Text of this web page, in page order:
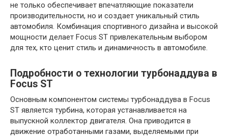
не только обеспечивает впечатляющие показатели
производительности, но и создает уникальный стиль
автомобиля. Комбинация спортивного дизайна и высокой
мощности делает Focus ST привлекательным выбором
для тех, кто ценит стиль и динамичность в автомобиле.
Подробности о технологии турбонаддува в
Focus ST
Основным компонентом системы турбонаддува в Focus
ST является турбина, которая устанавливается на
выпускной коллектор двигателя. Она приводится в
движение отработанными газами, выделяемыми при